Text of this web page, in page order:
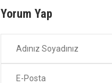
Yorum Yap